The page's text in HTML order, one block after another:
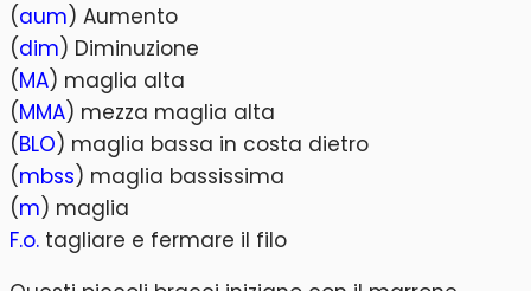
(aum) Aumento
(dim) Diminuzione
(MA) maglia alta
(MMA) mezza maglia alta
(BLO) maglia bassa in costa dietro
(mbss) maglia bassissima
(m) maglia
F.o. tagliare e fermare il filo